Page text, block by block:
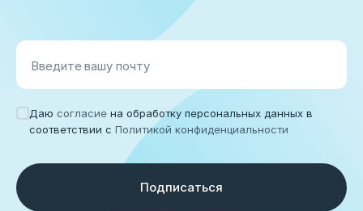
Введите вашу почту
Даю согласие на обработку персональных данных в
соответствии с Политикой конфиденциальности
Подписаться